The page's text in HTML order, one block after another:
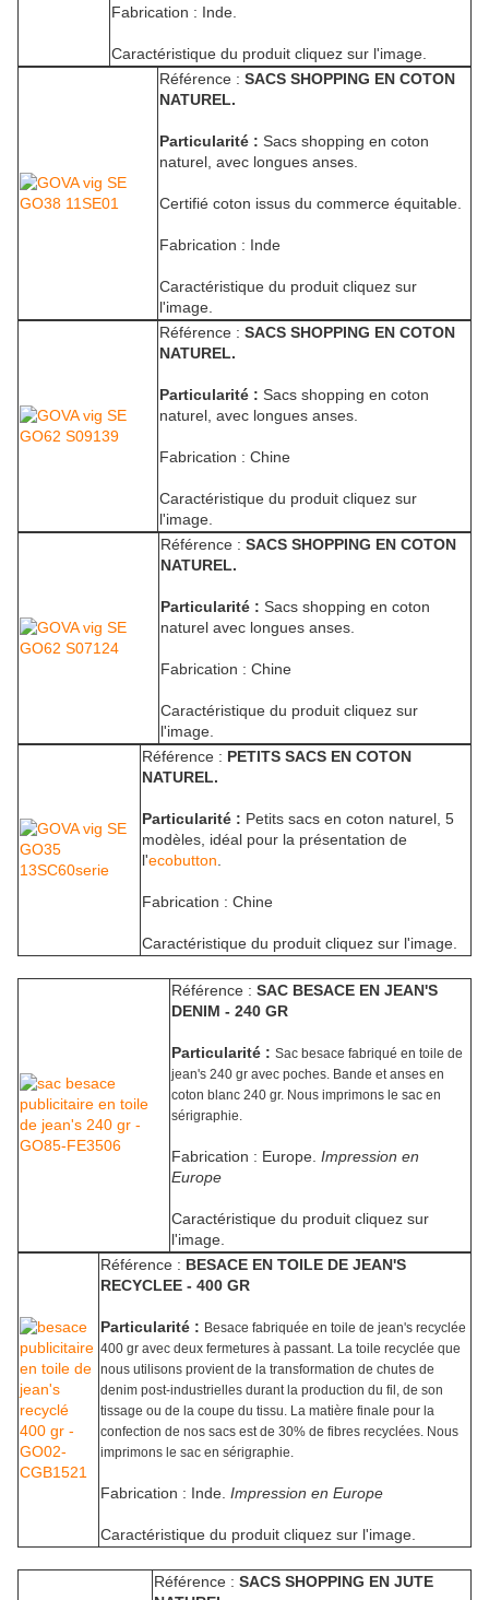
Fabrication : Inde.
Caractéristique du produit cliquez sur l'image.
Référence : SACS SHOPPING EN COTON
NATUREL.
Particularité : Sacs shopping en coton
naturel, avec longues anses.
Certifié coton issus du commerce équitable.
Fabrication : Inde
Caractéristique du produit cliquez sur
l'image.
Référence : SACS SHOPPING EN COTON
NATUREL.
Particularité : Sacs shopping en coton
naturel, avec longues anses.
Fabrication : Chine
Caractéristique du produit cliquez sur
l'image.
Référence : SACS SHOPPING EN COTON
NATUREL.
Particularité : Sacs shopping en coton
naturel avec longues anses.
Fabrication : Chine
Caractéristique du produit cliquez sur
l'image.
Référence : PETITS SACS EN COTON
NATUREL.
Particularité : Petits sacs en coton naturel, 5
modèles, idéal pour la présentation de
l'ecobutton
Fabrication : Chine
Caractéristique du produit cliquez sur l'image.
Référence : SAC BESACE EN JEAN'S
DENIM - 240 GR
Particularité : Sac besace fabriqué en toile de
jean's 240 gr avec poches. Bande et anses en
coton blanc 240 gr. Nous imprimons le sac en
sérigraphie.
Fabrication : Europe. Impression en
Europe
Caractéristique du produit cliquez sur
l'image.
Référence : BESACE EN TOILE DE JEAN'S
RECYCLEE - 400 GR
Particularité : Besace fabriquée en toile de jean's recyclée
400 gr avec deux fermetures à passant. La toile recyclée que
nous utilisons provient de la transformation de chutes de
denim post-industrielles durant la production du fil, de son
tissage ou de la coupe du tissu. La matière finale pour la
confection de nos sacs est de 30% de fibres recyclées. Nous
imprimons le sac en sérigraphie.
Fabrication : Inde. Impression en Europe
Caractéristique du produit cliquez sur l'image.
Référence : SACS SHOPPING EN JUTE